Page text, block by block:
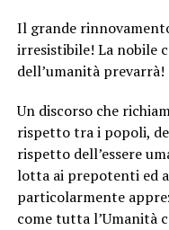
Il grande
irresistibile! La nobile
dell’umanità prevarrà!
Un discorso che
rispetto tra i popoli,
rispetto dell’essere
lotta ai prepotenti ed
particolarmente
come tutta l’Umanità